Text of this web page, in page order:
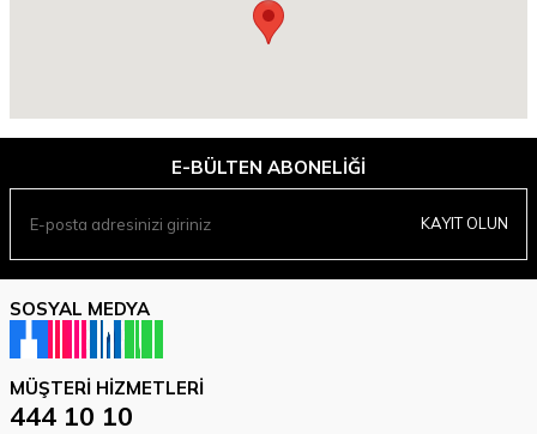
E-BÜLTEN ABONELIĞI
KAYIT OLUN
SOSYAL MEDYA
MÜŞTERI HIZMETLERI
444 10 10